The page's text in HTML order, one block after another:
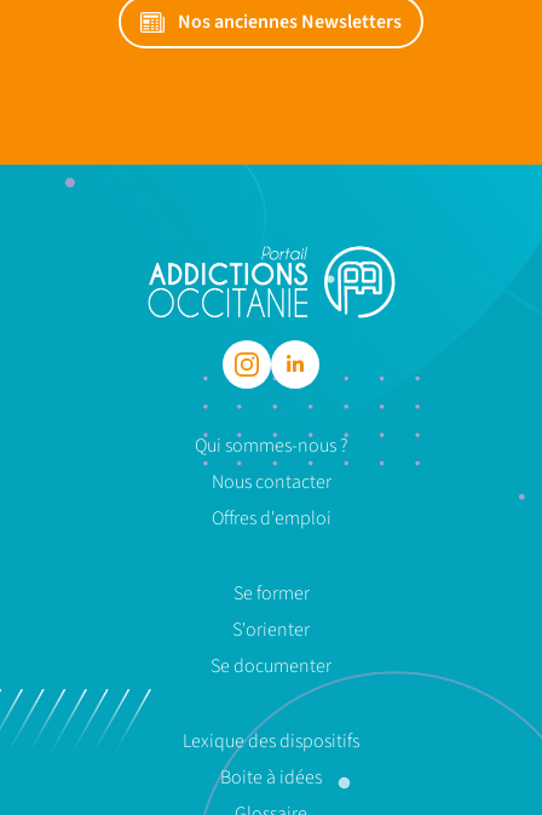
Nos anciennes Newsletters
Qui sommes-nous ?
Nous contacter
Offres d'emploi
Se former
S'orienter
Se documenter
Lexique des dispositifs
Boite à idées